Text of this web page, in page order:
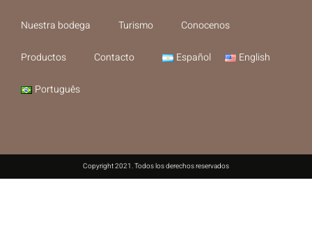
Nuestra bodega Turismo Conocenos
Productos Contacto Español English
Português
Copyright 2021. Todos los derechos reservados